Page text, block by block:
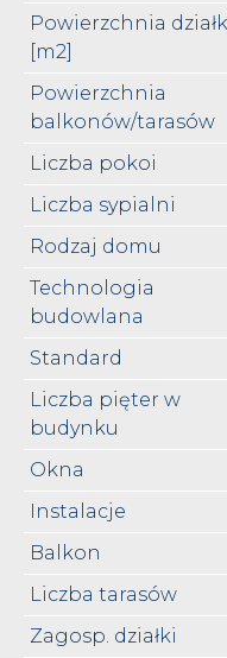
Powierzchnia
[m2]
Powierzchnia
balkonów/tarasów
Liczba pokoi
Liczba sypialni
Rodzaj domu
Technologia
budowlana
Standard
Liczba pięter w
budynku
Okna
Instalacje
Balkon
Liczba tarasów
Zagosp. działki